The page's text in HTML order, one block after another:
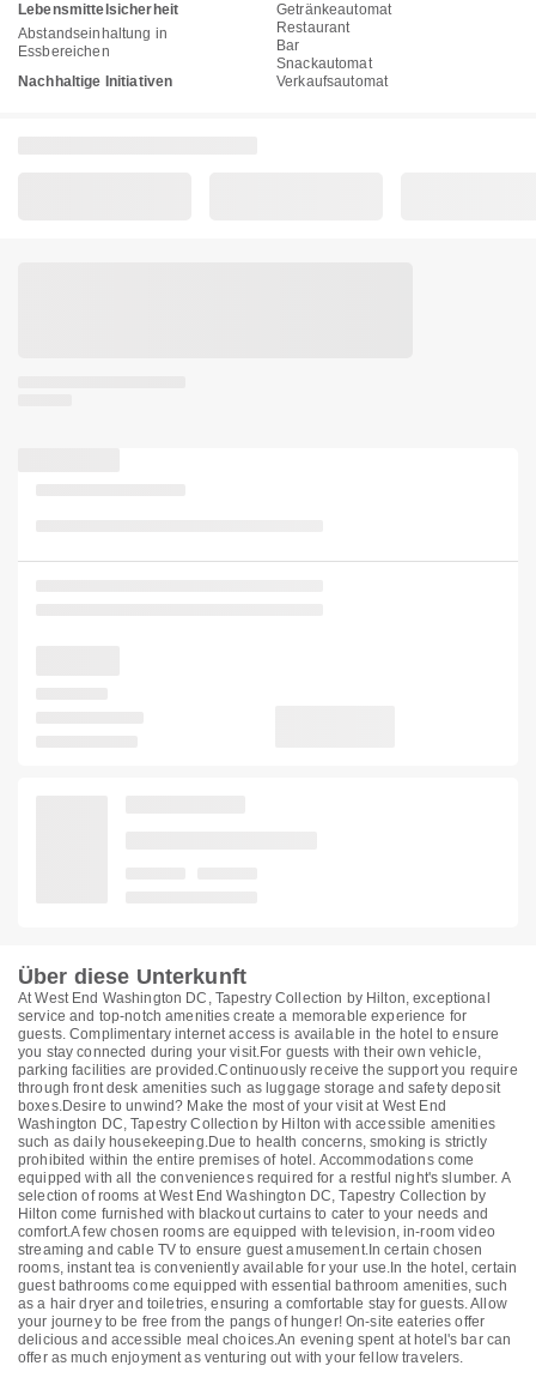
Lebensmittelsicherheit
Abstandseinhaltung in
Essbereichen
Nachhaltige Initiativen
Getränkeautomat
Restaurant
Bar
Snackautomat
Verkaufsautomat
Über diese Unterkunft
At West End Washington DC, Tapestry Collection by Hilton, exceptional
service and top-notch amenities create a memorable experience for
guests. Complimentary internet access is available in the hotel to ensure
you stay connected during your visit.For guests with their own vehicle,
parking facilities are provided.Continuously receive the support you require
through front desk amenities such as luggage storage and safety deposit
boxes.Desire to unwind? Make the most of your visit at West End
Washington DC, Tapestry Collection by Hilton with accessible amenities
such as daily housekeeping.Due to health concerns, smoking is strictly
prohibited within the entire premises of hotel. Accommodations come
equipped with all the conveniences required for a restful night's slumber. A
selection of rooms at West End Washington DC, Tapestry Collection by
Hilton come furnished with blackout curtains to cater to your needs and
comfort.A few chosen rooms are equipped with television, in-room video
streaming and cable TV to ensure guest amusement.In certain chosen
rooms, instant tea is conveniently available for your use.In the hotel, certain
guest bathrooms come equipped with essential bathroom amenities, such
as a hair dryer and toiletries, ensuring a comfortable stay for guests. Allow
your journey to be free from the pangs of hunger! On-site eateries offer
delicious and accessible meal choices.An evening spent at hotel's bar can
offer as much enjoyment as venturing out with your fellow travelers.